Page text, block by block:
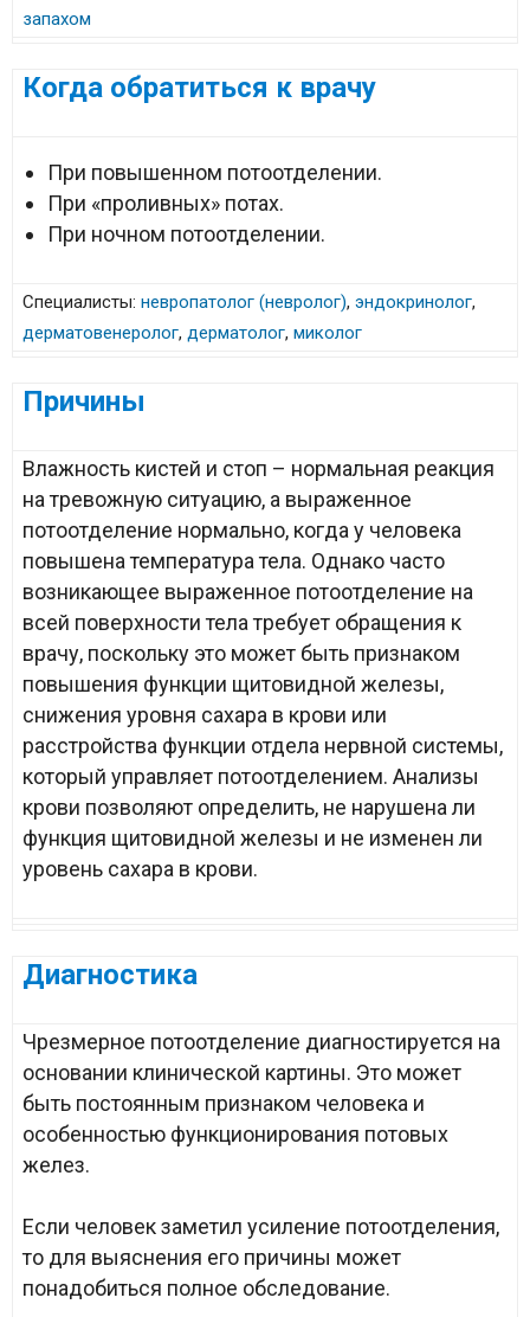
запахом
Когда обратиться к врачу
При повышенном потоотделении.
При «проливных» потах.
При ночном потоотделении.
Специалисты: невропатолог (невролог), эндокринолог,
дерматовенеролог, дерматолог, миколог
Причины
Влажность кистей и стоп – нормальная реакция
на тревожную ситуацию, а выраженное
потоотделение нормально, когда у человека
повышена температура тела. Однако часто
возникающее выраженное потоотделение на
всей поверхности тела требует обращения к
врачу, поскольку это может быть признаком
повышения функции щитовидной железы,
снижения уровня сахара в крови или
расстройства функции отдела нервной системы,
который управляет потоотделением. Анализы
крови позволяют определить, не нарушена ли
функция щитовидной железы и не изменен ли
уровень сахара в крови.
Диагностика
Чрезмерное потоотделение диагностируется на
основании клинической картины. Это может
быть постоянным признаком человека и
особенностью функционирования потовых
желез.
Если человек заметил усиление потоотделения,
то для выяснения его причины может
понадобиться полное обследование.